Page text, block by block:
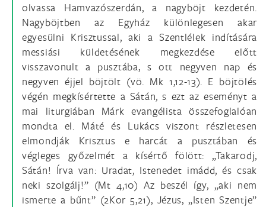
olvassa Hamvazószerdán, a nagyböjt kezdetén.
Nagyböjtben az Egyház különlegesen akar
egyesülni Krisztussal, aki a Szentlélek indítására
messiási küldetésének megkezdése előtt
visszavonult a pusztába, s ott negyven nap és
negyven éjjel böjtölt (vö. Mk 1,12-13). E böjtölés
végén megkísértette a Sátán, s ezt az eseményt a
mai liturgiában Márk evangélista összefoglalóan
mondta el. Máté és Lukács viszont részletesen
elmondják Krisztus e harcát a pusztában és
végleges győzelmét a kísértő fölött: „Takarodj,
Sátán! Írva van: Uradat, Istenedet imádd, és csak
neki szolgálj!” (Mt 4,10) Az beszél így, „aki nem
ismerte a bűnt” (2Kor 5,21), Jézus, „Isten Szentje”